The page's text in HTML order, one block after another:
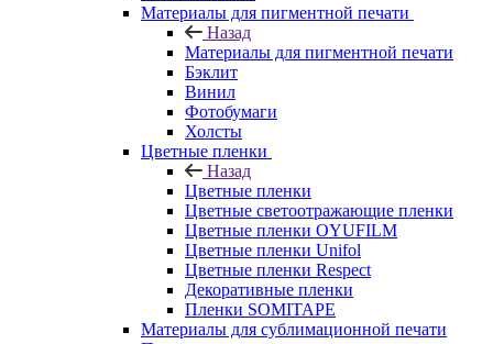
Материалы для пигментной печати
Назад
Материалы для пигментной печати
Бэклит
Винил
Фотобумаги
Холсты
Цветные пленки
Назад
Цветные пленки
Цветные светоотражающие пленки
Цветные пленки OYUFILM
Цветные пленки Unifol
Цветные пленки Respect
Декоративные пленки
Пленки SOMITAPE
Материалы для сублимационной печати